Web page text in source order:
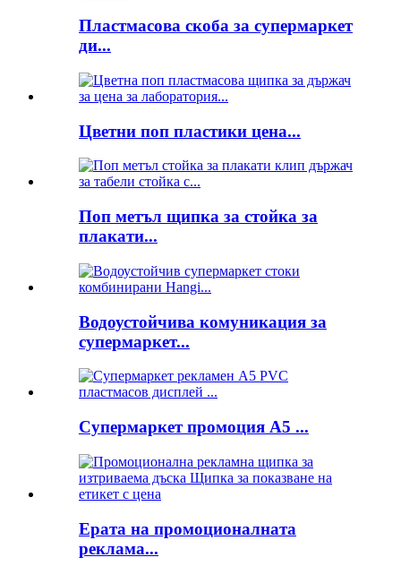
Пластмасова скоба за супермаркет
ди...
Цветни поп пластики цена...
Поп метъл щипка за стойка за
плакати...
Водоустойчива комуникация за
супермаркет...
Супермаркет промоция A5 ...
Ерата на промоционалната
реклама...